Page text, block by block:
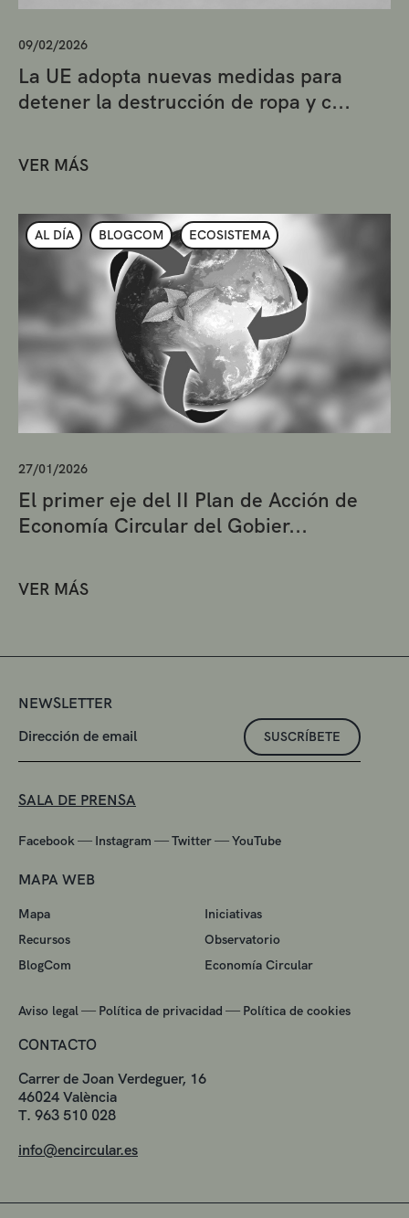
09/02/2026
La UE adopta nuevas medidas para
detener la destrucción de ropa y c...
VER MÁS
AL DÍA BLOGCOM ECOSISTEMA
27/01/2026
El primer eje del II Plan de Acción de
Economía Circular del Gobier...
VER MÁS
NEWSLETTER
SUSCRÍBETE
SALA DE PRENSA
Facebook — Instagram —Twitter—YouTube
MAPA WEB
Mapa
Iniciativas
Recursos
Observatorio
BlogCom
Economía Circular
Aviso legal — Política de privacidad — Política de cookies
CONTACTO
Carrer de Joan Verdeguer, 16
46024 València
T. 963 510 028
info@encircular.es